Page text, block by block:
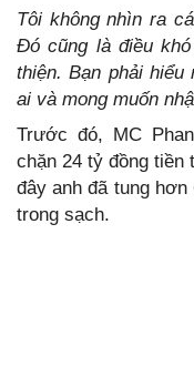
Tôi không nhìn ra
Đó cũng là điều
thiện. Bạn phải
ai và mong muốn
Trước đó, MC
chặn 24 tỷ đồng tiền
đây anh đã tung
trong sạch.